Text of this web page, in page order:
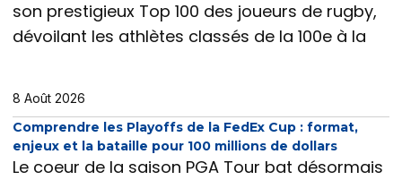
son prestigieux Top 100 des joueurs de rugby,
dévoilant les athlètes classés de la 100e à la
8 Août 2026
Comprendre les Playoffs de la FedEx Cup : format,
enjeux et la bataille pour 100 millions de dollars
Le coeur de la saison PGA Tour bat désormais